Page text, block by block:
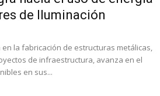
de Iluminación
la fabricación de estructuras metálicas,
de infraestructura, avanza en el
en sus...